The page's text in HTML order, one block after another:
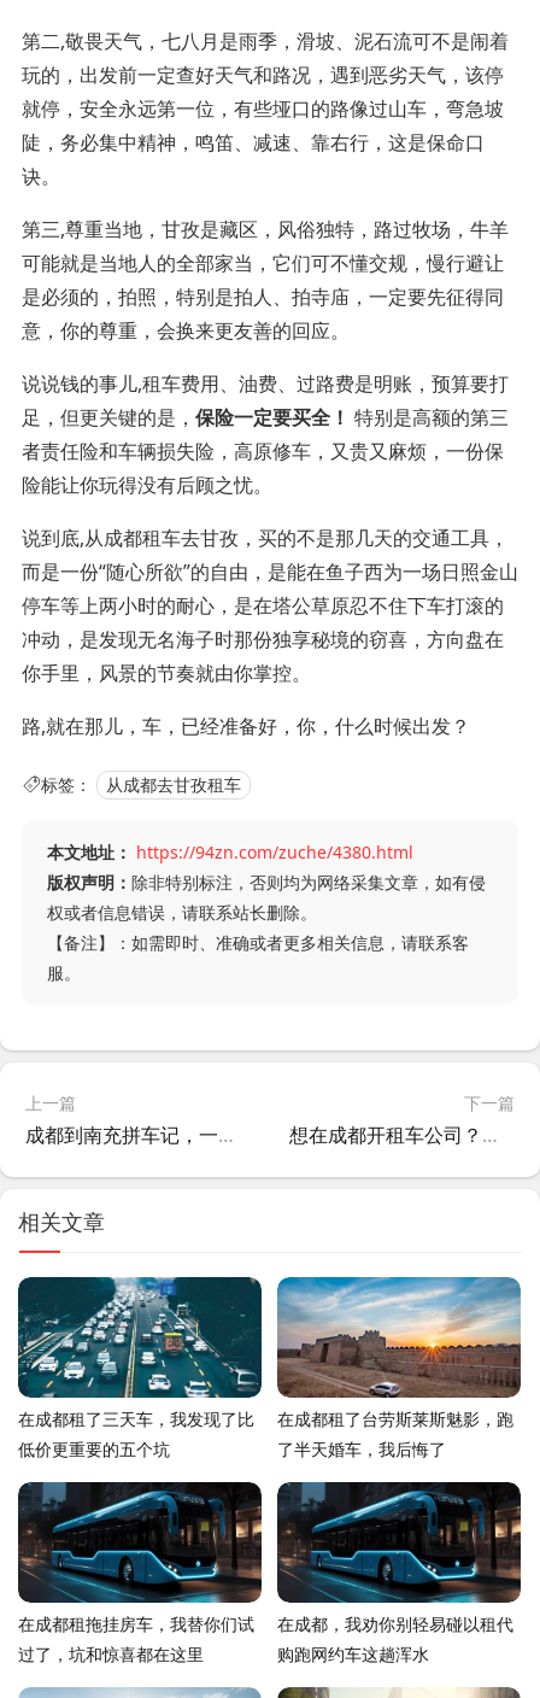
第二,敬畏天气，七八月是雨季，滑坡、泥石流可不是闹着
玩的，出发前一定查好天气和路况，遇到恶劣天气，该停
就停，安全永远第一位，有些垭口的路像过山车，弯急坡
陡，务必集中精神，鸣笛、减速、靠右行，这是保命口
诀。
第三,尊重当地，甘孜是藏区，风俗独特，路过牧场，牛羊
可能就是当地人的全部家当，它们可不懂交规，慢行避让
是必须的，拍照，特别是拍人、拍寺庙，一定要先征得同
意，你的尊重，会换来更友善的回应。
说说钱的事儿,租车费用、油费、过路费是明账，预算要打
足，但更关键的是， 保险一定要买全！ 特别是高额的第三
者责任险和车辆损失险，高原修车，又贵又麻烦，一份保
险能让你玩得没有后顾之忧。
说到底,从成都租车去甘孜，买的不是那几天的交通工具，
而是一份“随心所欲”的自由，是能在鱼子西为一场日照金山
停车等上两小时的耐心，是在塔公草原忍不住下车打滚的
冲动，是发现无名海子时那份独享秘境的窃喜，方向盘在
你手里，风景的节奏就由你掌控。
路,就在那儿，车，已经准备好，你，什么时候出发？
标签： 从成都去甘孜租车
本文地址： https://94zn.com/zuche/4380.html
版权声明： 除非特别标注，否则均为网络采集文章，如有侵
权或者信息错误，请联系站长删除。
【备注】：如需即时、准确或者更多相关信息，请联系客
服。
上一篇
成都到南充拼车记，一趟车，四个陌生人，和那些被车轮碾碎的距离
下一篇
想在成都开租车公司？别急，先看完这篇踩坑指南再说！
相关文章
在成都租了三天车，我发现了比
低价更重要的五个坑
在成都租了台劳斯莱斯魅影，跑
了半天婚车，我后悔了
在成都租拖挂房车，我替你们试
过了，坑和惊喜都在这里
在成都，我劝你别轻易碰以租代
购跑网约车这趟浑水